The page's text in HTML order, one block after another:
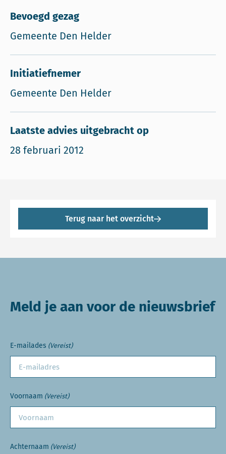
Bevoegd gezag
Gemeente Den Helder
Initiatiefnemer
Gemeente Den Helder
Laatste advies uitgebracht op
28 februari 2012
Terug naar het overzicht
Meld je aan voor de nieuwsbrief
E-mailades (Vereist)
Voornaam (Vereist)
Achternaam (Vereist)